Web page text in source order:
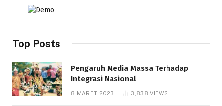
Top Posts
Pengaruh Media Massa Terhadap
Integrasi Nasional
8 MARET 2023 3,838VIEWS